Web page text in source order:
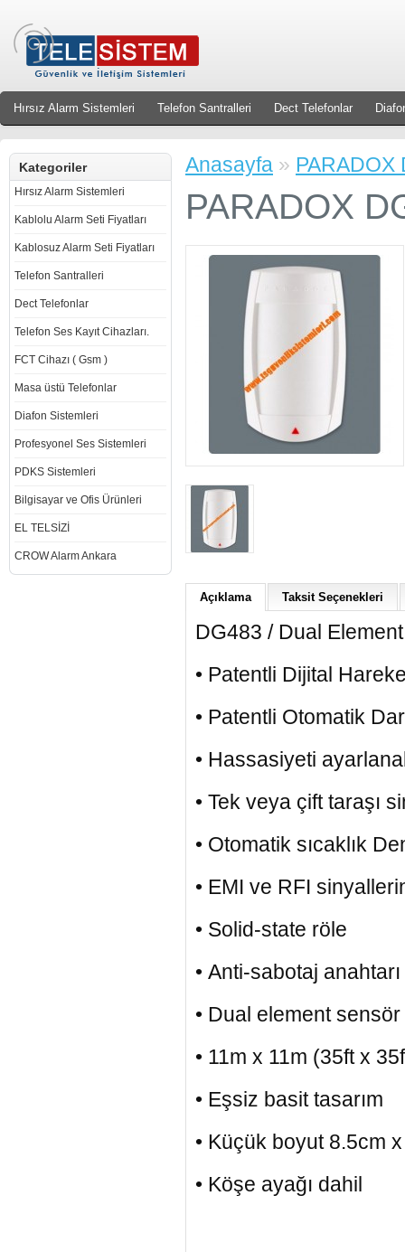
Hırsız Alarm Sistemleri Telefon Santralleri Dect Telefonlar
Kategoriler
Hırsız Alarm Sistemleri
Kablolu Alarm Seti Fiyatları
Kablosuz Alarm Seti Fiyatları
Telefon Santralleri
Dect Telefonlar
Telefon Ses Kayıt Cihazları.
FCT Cihazı ( Gsm )
Masa üstü Telefonlar
Diafon Sistemleri
Profesyonel Ses Sistemleri
PDKS Sistemleri
Bilgisayar ve Ofis Ürünleri
EL TELSİZİ
CROW Alarm Ankara
Anasayfa »
PARADOX
Açıklama Taksit Seçenekleri
DG483 / Dual
• Patentli Dijital
• Patentli Otomatik
• Hassasiyeti
• Tek veya çift taraşı
• Otomatik sıcaklık
• EMI ve RFI
• Solid-state röle
• Anti-sabotaj anahtarı
• Dual element sensör
• 11m x 11m (35ft x
• Eşsiz basit tasarım
• Küçük boyut 8.5cm
• Köşe ayağı dahil